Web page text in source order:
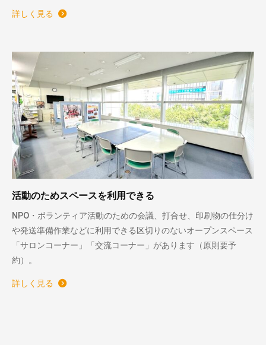
詳しく見る
活動のためスペースを利用できる
NPO・ボランティア活動のための会議、打合せ、印刷物の仕分け
や発送準備作業などに利用できる区切りのないオープンスペース
「サロンコーナー」「交流コーナー」があります（原則要予
約）。
詳しく見る